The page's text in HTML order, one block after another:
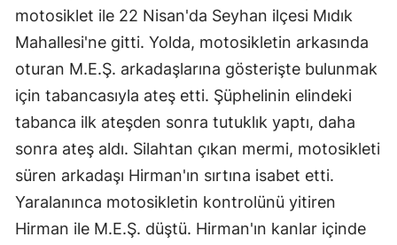
motosiklet ile 22 Nisan'da Seyhan ilçesi Mıdık
Mahallesi'ne gitti. Yolda, motosikletin arkasında
oturan M.E.Ş. arkadaşlarına gösterişte bulunmak
için tabancasıyla ateş etti. Şüphelinin elindeki
tabanca ilk ateşden sonra tutuklık yaptı, daha
sonra ateş aldı. Silahtan çıkan mermi, motosikleti
süren arkadaşı Hirman'ın sırtına isabet etti.
Yaralanınca motosikletin kontrolünü yitiren
Hirman ile M.E.Ş. düştü. Hirman'ın kanlar içinde